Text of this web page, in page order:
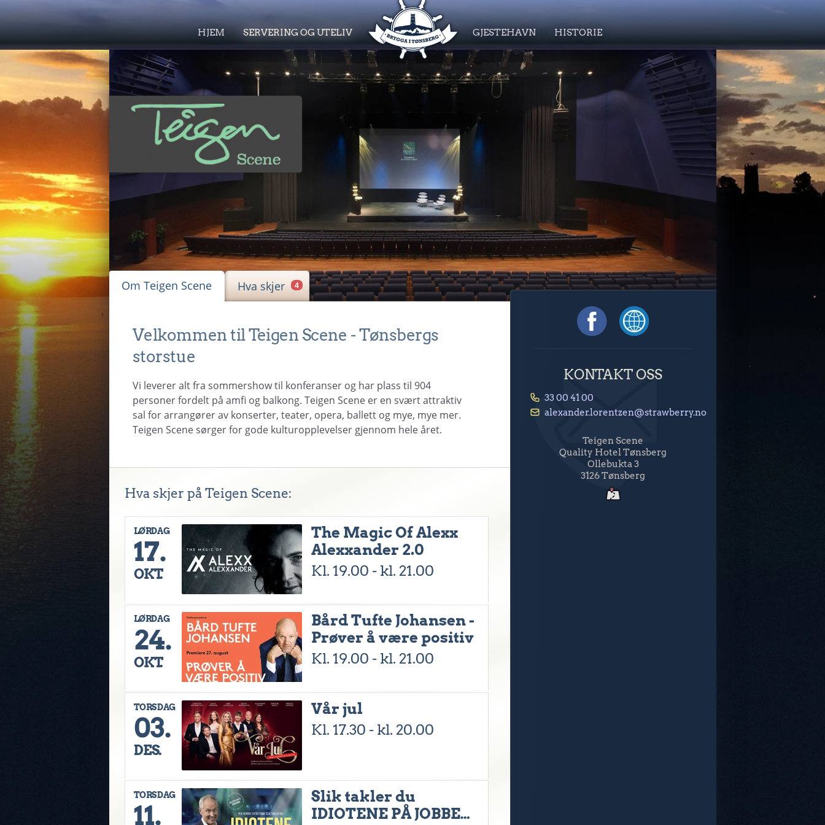
HJEM SERVERING OG UTELIV GJESTEHAVN HISTORIE
Om Teigen Scene Hva skjer 4
Velkommen til Teigen Scene - Tønsbergs
storstue
Vi leverer alt fra sommershow til konferanser og har plass til 904
personer fordelt på amfi og balkong. Teigen Scene er en svært attraktiv
sal for arrangører av konserter, teater, opera, ballett og mye, mye mer.
Teigen Scene sørger for gode kulturopplevelser gjennom hele året.
Hva skjer på Teigen Scene:
LØRDAG
17.
OKT.
The Magic Of Alexx
Alexxander 2.0
Kl. 19.00 - kl. 21.00
LØRDAG
24.
OKT.
Bård Tufte Johansen -
Prøver å være positiv
Kl. 19.00 - kl. 21.00
TORSDAG
03.
DES.
Vår jul
Kl. 17.30 - kl. 20.00
TORSDAG
11.
Slik takler du
IDIOTENE PÅ JOBBEN
KONTAKT OSS
33 00 41 00
alexander.lorentzen@strawberry.no
Teigen Scene
Quality Hotel Tønsberg
Ollebukta 3
3126 Tønsberg